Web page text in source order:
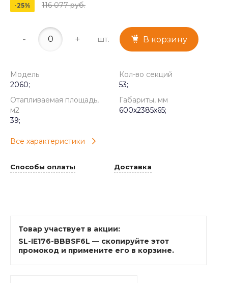
-25% 116 077 руб.
- + шт. В корзину
Модель
2060;
Кол-во секций
53;
Отапливаемая площадь,
м2
39;
Габариты, мм
600x2385x65;
Все характеристики
Способы оплаты Доставка
Товар участвует в акции:
SL-IE176-BBBSF6L — скопируйте этот
промокод и примените его в корзине.